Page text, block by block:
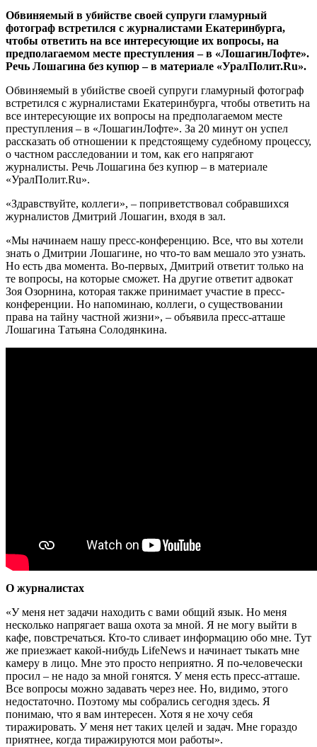
​Обвиняемый в убийстве своей супруги гламурный
фотограф встретился с журналистами Екатеринбурга,
чтобы ответить на все интересующие их вопросы, на
предполагаемом месте преступления – в «ЛошагинЛофте».
Речь Лошагина без купюр – в материале «УралПолит.Ru».
Обвиняемый в убийстве своей супруги гламурный фотограф
встретился с журналистами Екатеринбурга, чтобы ответить на
все интересующие их вопросы на предполагаемом месте
преступления – в «ЛошагинЛофте». За 20 минут он успел
рассказать об отношении к предстоящему судебному процессу,
о частном расследовании и том, как его напрягают
журналисты. Речь Лошагина без купюр – в материале
«УралПолит.Ru».
«Здравствуйте, коллеги», – поприветствовал собравшихся
журналистов Дмитрий Лошагин, входя в зал.
«Мы начинаем нашу пресс-конференцию. Все, что вы хотели
знать о Дмитрии Лошагине, но что-то вам мешало это узнать.
Но есть два момента. Во-первых, Дмитрий ответит только на
те вопросы, на которые сможет. На другие ответит адвокат
Зоя Озорнина, которая также принимает участие в пресс-
конференции. Но напоминаю, коллеги, о существовании
права на тайну частной жизни», – объявила пресс-атташе
Лошагина Татьяна Солодянкина.
О журналистах
«У меня нет задачи находить с вами общий язык. Но меня
несколько напрягает ваша охота за мной. Я не могу выйти в
кафе, повстречаться. Кто-то сливает информацию обо мне. Тут
же приезжает какой-нибудь LifeNews и начинает тыкать мне
камеру в лицо. Мне это просто неприятно. Я по-человечески
просил – не надо за мной гонятся. У меня есть пресс-атташе.
Все вопросы можно задавать через нее. Но, видимо, этого
недостаточно. Поэтому мы собрались сегодня здесь. Я
понимаю, что я вам интересен. Хотя я не хочу себя
тиражировать. У меня нет таких целей и задач. Мне гораздо
приятнее, когда тиражируются мои работы».